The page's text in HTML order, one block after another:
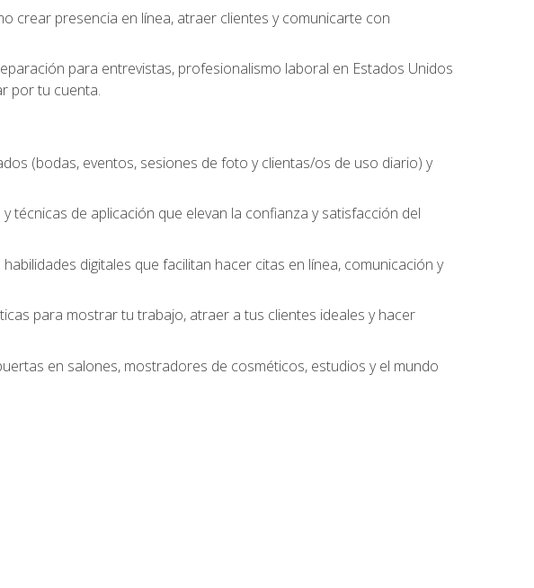
crear presencia en línea, atraer clientes y comunicarte con
para entrevistas, profesionalismo laboral en Estados Unidos
por tu cuenta.
(bodas, eventos, sesiones de foto y clientas/os de uso diario) y
técnicas de aplicación que elevan la confianza y satisfacción del
digitales que facilitan hacer citas en línea, comunicación y
para mostrar tu trabajo, atraer a tus clientes ideales y hacer
en salones, mostradores de cosméticos, estudios y el mundo